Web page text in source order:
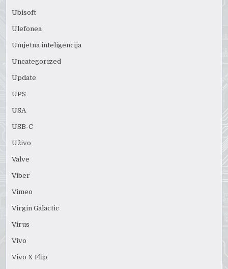
Ubisoft
Ulefonea
Umjetna inteligencija
Uncategorized
Update
UPS
USA
USB-C
Uživo
Valve
Viber
Vimeo
Virgin Galactic
Virus
Vivo
Vivo X Flip